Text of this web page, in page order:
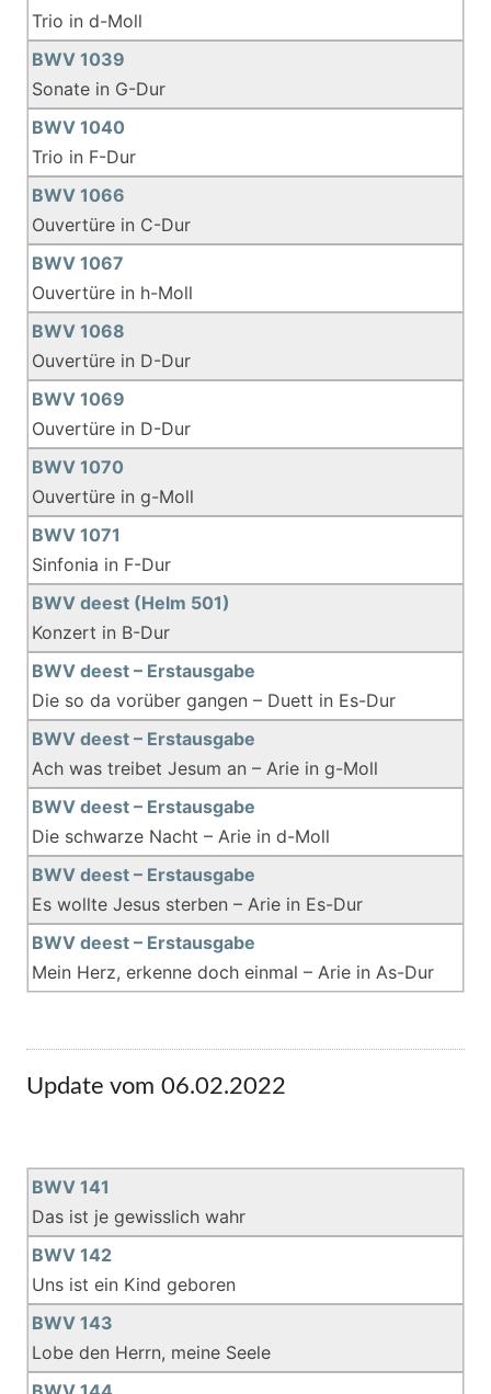
Trio in d-Moll
BWV 1039
Sonate in G-Dur
BWV 1040
Trio in F-Dur
BWV 1066
Ouvertüre in C-Dur
BWV 1067
Ouvertüre in h-Moll
BWV 1068
Ouvertüre in D-Dur
BWV 1069
Ouvertüre in D-Dur
BWV 1070
Ouvertüre in g-Moll
BWV 1071
Sinfonia in F-Dur
BWV deest (Helm 501)
Konzert in B-Dur
BWV deest – Erstausgabe
Die so da vorüber gangen – Duett in Es-Dur
BWV deest – Erstausgabe
Ach was treibet Jesum an – Arie in g-Moll
BWV deest – Erstausgabe
Die schwarze Nacht – Arie in d-Moll
BWV deest – Erstausgabe
Es wollte Jesus sterben – Arie in Es-Dur
BWV deest – Erstausgabe
Mein Herz, erkenne doch einmal – Arie in As-Dur
Update vom 06.02.2022
BWV 141
Das ist je gewisslich wahr
BWV 142
Uns ist ein Kind geboren
BWV 143
Lobe den Herrn, meine Seele